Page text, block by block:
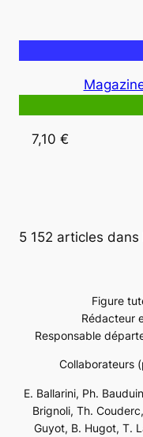
7,10 €
5 152 articles dans
Figure
Rédacteur
Responsable
Collaborateurs
E. Ballarini, Ph.
Brignoli, Th.
Guyot, B. Hugot, T.